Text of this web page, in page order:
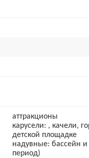
аттракционы
карусели: , качели,
детской площадке
надувные: бассейн и
период)